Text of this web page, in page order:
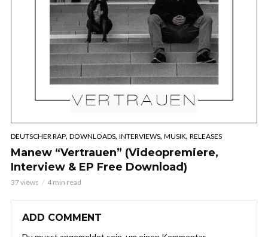
DEUTSCHER RAP, DOWNLOADS, INTERVIEWS, MUSIK, RELEASES
Manew “Vertrauen” (Videopremiere,
Interview & EP Free Download)
37 views 4 min read
ADD COMMENT